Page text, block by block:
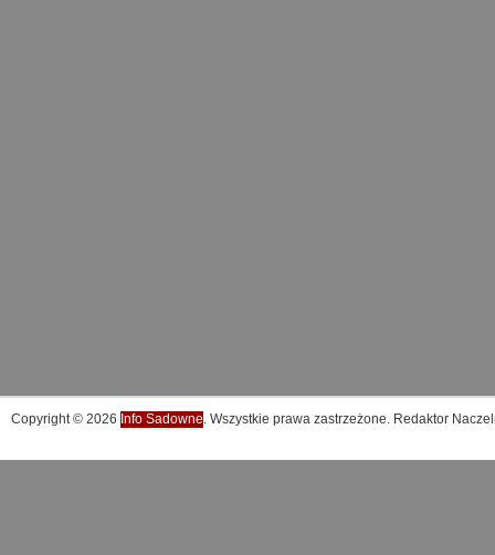
Copyright © 2026 Info Sadowne. Wszystkie prawa zastrzeżone. Redaktor